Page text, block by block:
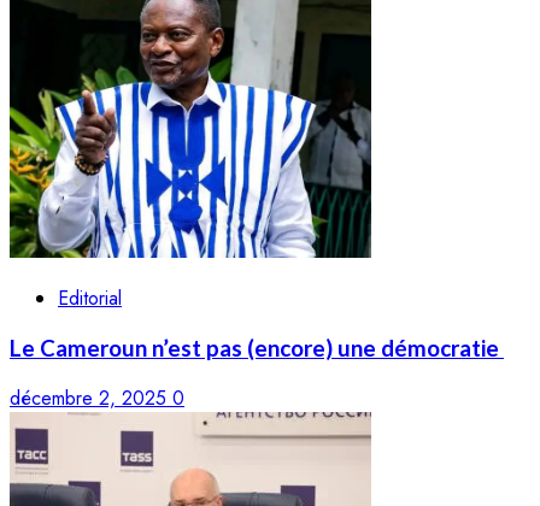
Editorial
Le Cameroun n’est pas (encore) une démocratie
décembre 2, 2025 0